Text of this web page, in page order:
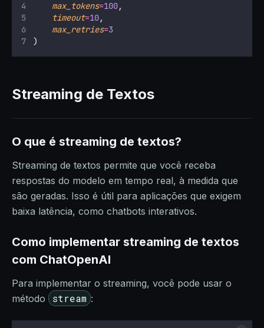
max_tokens=100,
timeout=10,
max_retries=3
)
Streaming de Textos
O que é streaming de textos?
Streaming de textos permite que você receba
respostas do modelo em tempo real, à medida que
são geradas. Isso é útil para aplicações que exigem
baixa latência, como chatbots interativos.
Como implementar streaming de textos
com ChatOpenAI
Para implementar o streaming, você pode usar o
método
stream :